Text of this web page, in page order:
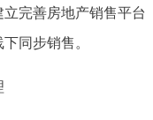
完善房地产销售平台
同步销售。